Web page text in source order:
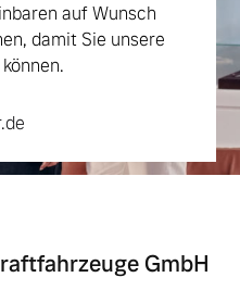
auf Wunsch
damit Sie unsere
GmbH